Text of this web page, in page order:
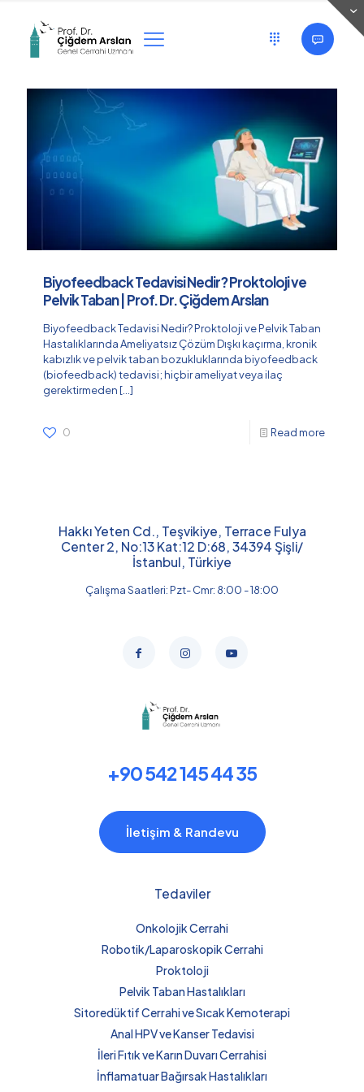
Categories Tags Show all
Biyofeedback Tedavisi Nedir? Proktoloji ve
Pelvik Taban | Prof. Dr. Çiğdem Arslan
Biyofeedback Tedavisi Nedir? Proktoloji ve Pelvik Taban
Hastalıklarında Ameliyatsız Çözüm Dışkı kaçırma, kronik
kabızlık ve pelvik taban bozukluklarında biyofeedback
(biofeedback) tedavisi; hiçbir ameliyat veya ilaç
gerektirmeden[…]
0 Read more
Hakkı Yeten Cd., Teşvikiye, Terrace Fulya
Center 2, No:13 Kat:12 D:68, 34394 Şişli/
İstanbul, Türkiye
Çalışma Saatleri: Pzt- Cmr: 8:00 - 18:00
+90 542 145 44 35
İletişim & Randevu
Tedaviler
Onkolojik Cerrahi
Robotik/Laparoskopik Cerrahi
Proktoloji
Pelvik Taban Hastalıkları
Sitoredüktif Cerrahi ve Sıcak Kemoterapi
Anal HPV ve Kanser Tedavisi
İleri Fıtık ve Karın Duvarı Cerrahisi
İnflamatuar Bağırsak Hastalıkları